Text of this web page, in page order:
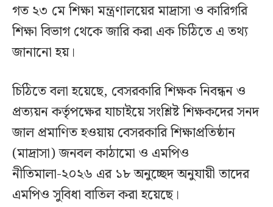
গত ২৩ মে শিক্ষা মন্ত্রণালয়ের মাদ্রাসা ও কারিগরি
শিক্ষা বিভাগ থেকে জারি করা এক চিঠিতে এ তথ্য
জানানো হয়।
চিঠিতে বলা হয়েছে, বেসরকারি শিক্ষক নিবন্ধন ও
প্রত্যয়ন কর্তৃপক্ষের যাচাইয়ে সংশ্লিষ্ট শিক্ষকদের সনদ
জাল প্রমাণিত হওয়ায় বেসরকারি শিক্ষাপ্রতিষ্ঠান
(মাদ্রাসা) জনবল কাঠামো ও এমপিও
নীতিমালা-২০২৬ এর ১৮ অনুচ্ছেদ অনুযায়ী তাদের
এমপিও সুবিধা বাতিল করা হয়েছে।